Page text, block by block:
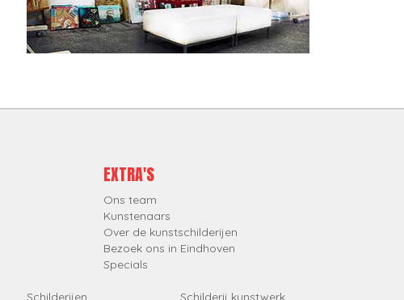
EXTRA'S
Ons team
Kunstenaars
Over de kunstschilderijen
Bezoek ons in Eindhoven
Specials
Schilderijen Schilderij kunstwerk